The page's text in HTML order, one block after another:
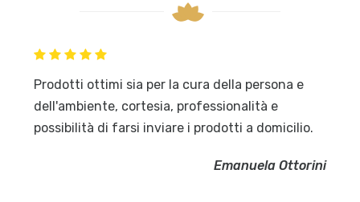
Prodotti ottimi sia per la cura della persona e
dell'ambiente, cortesia, professionalità e
possibilità di farsi inviare i prodotti a domicilio.
Emanuela Ottorini